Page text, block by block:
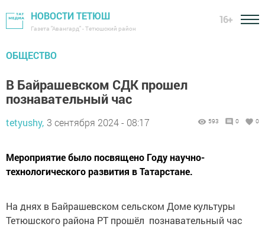
НОВОСТИ ТЕТЮШ
Газета "Авангард" - Тетюшский район
16+
ОБЩЕСТВО
В Байрашевском СДК прошел
познавательный час
tetyushy, 3 сентября 2024 - 08:17 593 0 0
Мероприятие было посвящено Году научно-
технологического развития в Татарстане.
На днях в Байрашевском сельском Доме культуры
Тетюшского района РТ прошёл познавательный час